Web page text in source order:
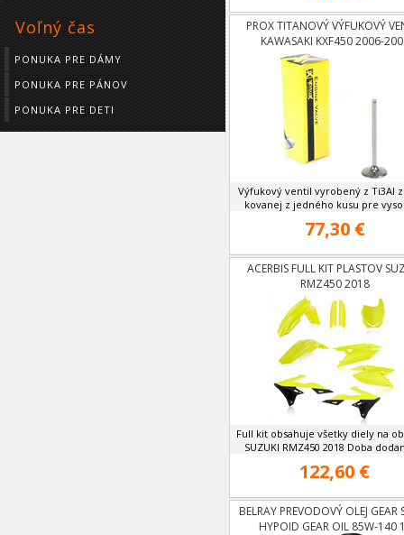
Voľný čas
PONUKA PRE DÁMY
PONUKA PRE PÁNOV
PONUKA PRE DETI
PROX TITANOVÝ VÝFUKOVÝ
KAWASAKI KXF450 2006-
Výfukový ventil vyrobený z Ti3Al
kovanej z jedného kusu pre
77,30 €
ACERBIS FULL KIT PLASTOV
RMZ450 2018
Full kit obsahuje všetky diely na
SUZUKI RMZ450 2018 Doba
122,60 €
BELRAY PREVODOVÝ OLEJ GEAR
HYPOID GEAR OIL 85W-140